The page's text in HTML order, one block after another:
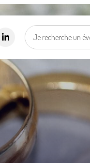
Ma
Je suis...
réel par SMS !
une rue
*